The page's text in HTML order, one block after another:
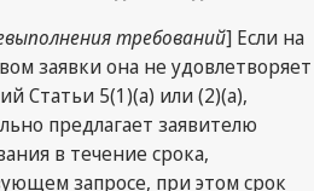
требований] Если на
заявки она не удовлетворяет
Статьи 5(1)(а) или (2)(а),
предлагает заявителю
в течение срока,
запросе, при этом срок